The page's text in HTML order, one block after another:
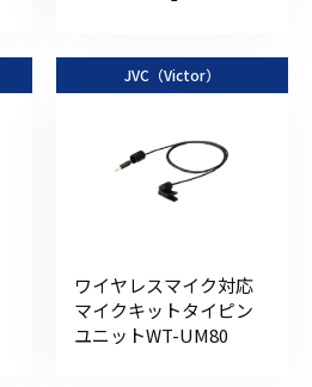
JVC（Victor）
ワイヤレスマイク対応
マイクキットタイピン
ユニットWT-UM80